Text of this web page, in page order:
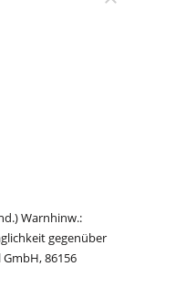
Warnhinw.:
gegenüber
86156